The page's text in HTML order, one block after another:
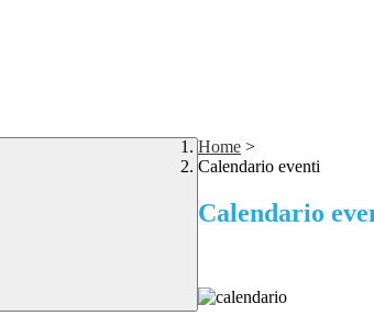
Home >
Calendario eventi
Calendario